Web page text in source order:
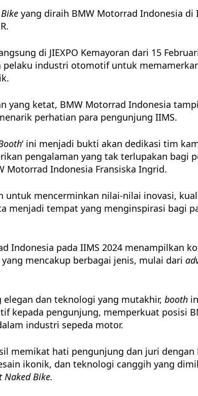
yang diraih BMW Motorrad Indonesia di
di JIEXPO Kemayoran dari 15
pelaku industri otomotif untuk
yang ketat, BMW Motorrad Indonesia
perhatian para pengunjung IIMS.
‘ ini menjadi bukti akan dedikasi tim
pengalaman yang tak terlupakan bagi
Motorrad Indonesia Fransiska Ingrid.
untuk mencerminkan nilai-nilai inovasi,
menjadi tempat yang menginspirasi bagi
Indonesia pada IIMS 2024 menampilkan
mencakup berbagai jenis, mulai dari
elegan dan teknologi yang mutakhir, booth
kepada pengunjung, memperkuat posisi
industri sepeda motor.
memikat hati pengunjung dan juri
ikonik, dan teknologi canggih yang
Naked Bike.